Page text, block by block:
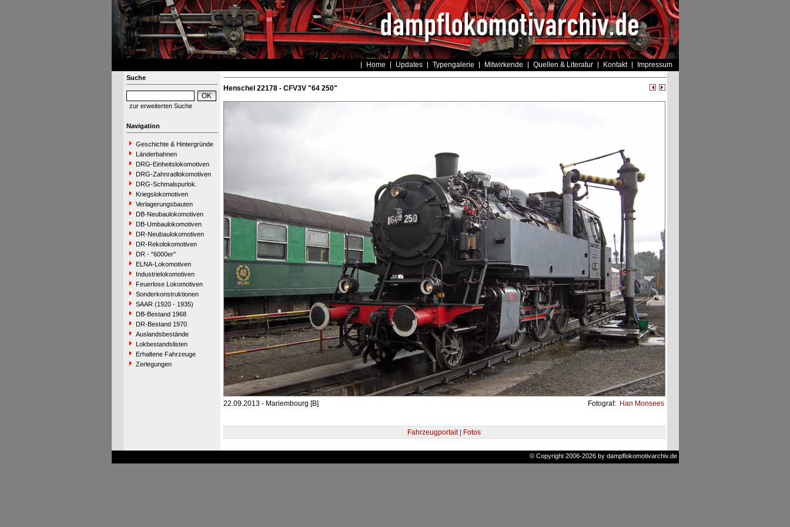
Home Updates Typengalerie Mitwirkende Quellen & Literatur Kontakt Impressum
Suche
zur erweiterten Suche
Navigation
Geschichte & Hintergründe
Länderbahnen
DRG-Einheitslokomotiven
DRG-Zahnradlokomotiven
DRG-Schmalspurlok.
Kriegslokomotiven
Verlagerungsbauten
DB-Neubaulokomotiven
DB-Umbaulokomotiven
DR-Neubaulokomotiven
DR-Rekolokomotiven
DR - "6000er"
ELNA-Lokomotiven
Industrielokomotiven
Feuerlose Lokomotiven
Sonderkonstruktionen
SAAR (1920 - 1935)
DB-Bestand 1968
DR-Bestand 1970
Auslandsbestände
Lokbestandslisten
Erhaltene Fahrzeuge
Zerlegungen
Henschel 22178 - CFV3V "64 250"
22.09.2013 - Mariembourg [B] Fotograf: Han Monsees
Fahrzeugportait | Fotos
© Copyright 2006-2026 by dampflokomotivarchiv.de